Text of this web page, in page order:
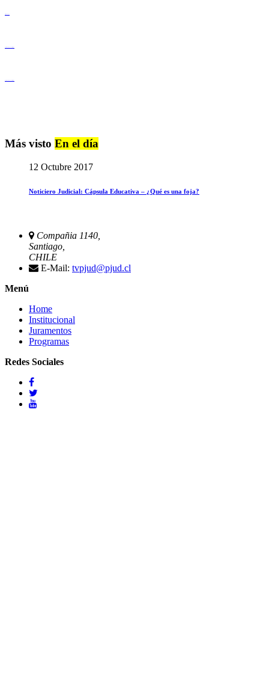
Más visto En el día
12 Octubre 2017
Noticiero Judicial: Cápsula Educativa – ¿Qué es una foja?
Compañia 1140,
Santiago,
CHILE
E-Mail: tvpjud@pjud.cl
Menú
Home
Institucional
Juramentos
Programas
Redes Sociales